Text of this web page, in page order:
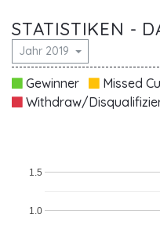
STATISTIKEN -
Jahr 2019
Gewinner Missed
Withdraw/
1.0
1.5